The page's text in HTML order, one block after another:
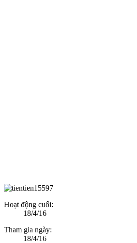
Hoạt động cuối:
18/4/16
Tham gia ngày:
18/4/16